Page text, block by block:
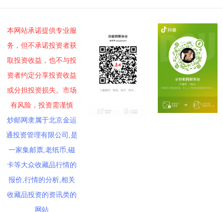
本网站承诺提供专业服
务，但不承诺投资者获
取投资收益，也不与投
资者约定分享投资收益
或分担投资损失。市场
有风险，投资需谨慎
炒邮网隶属于北京金运
通投资管理有限公司,是
一家集邮票,老纸币,磁
卡等大众收藏品行情的
报价,行情的分析,相关
收藏品投资的资讯类的
网站